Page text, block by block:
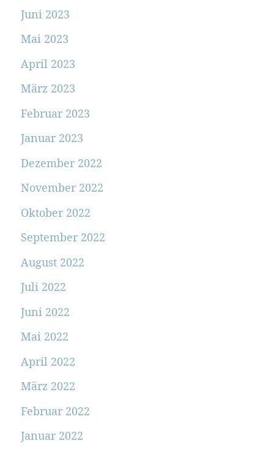
Juni 2023
Mai 2023
April 2023
März 2023
Februar 2023
Januar 2023
Dezember 2022
November 2022
Oktober 2022
September 2022
August 2022
Juli 2022
Juni 2022
Mai 2022
April 2022
März 2022
Februar 2022
Januar 2022